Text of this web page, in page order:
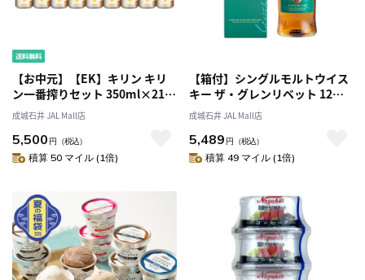
【お中元】【EK】キリン キリ
ン一番搾りセット 350ml×21缶
入 K-IS5
成城石井 JAL Mall店
5,500 円 （税込）
積算 50 マイル (1倍)
【箱付】シングルモルトウイス
キー ザ・グレンリベット 12年
700ml | ペルノ・リカール正規
輸入品〔0170〕
成城石井 JAL Mall店
5,489 円 （税込）
積算 49 マイル (1倍)